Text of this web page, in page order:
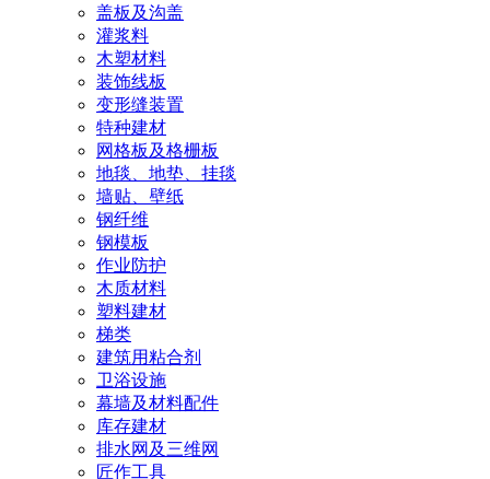
盖板及沟盖
灌浆料
木塑材料
装饰线板
变形缝装置
特种建材
网格板及格栅板
地毯、地垫、挂毯
墙贴、壁纸
钢纤维
钢模板
作业防护
木质材料
塑料建材
梯类
建筑用粘合剂
卫浴设施
幕墙及材料配件
库存建材
排水网及三维网
匠作工具